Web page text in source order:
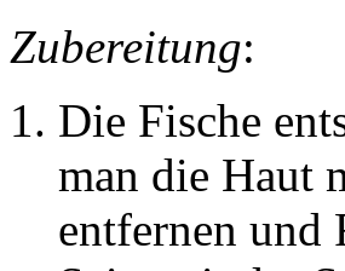
Zubereitung:
Die Fische
man die Haut
entfernen und